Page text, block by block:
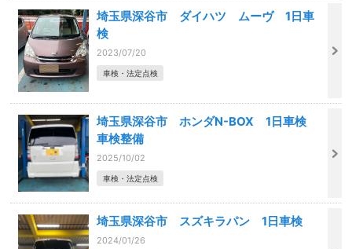
埼玉県深谷市 ダイハツ ムーヴ 1日車
検
2023/07/20
車検・法定点検
埼玉県深谷市 ホンダN-BOX 1日車検
車検整備
2025/10/02
車検・法定点検
埼玉県深谷市 スズキラパン 1日車検
2024/01/26